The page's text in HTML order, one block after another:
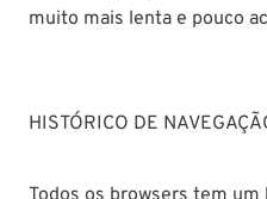
muito mais lenta e pouco
HISTÓRICO DE